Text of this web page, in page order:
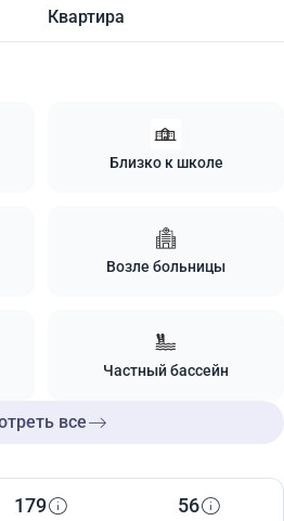
Квартира
Близко к школе
Возле больницы
Частный бассейн
все
179 56